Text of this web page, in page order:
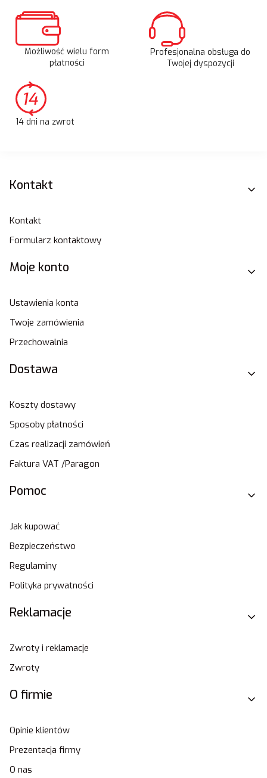
Możliwość wielu form
płatności
Profesjonalna obsługa do
Twojej dyspozycji
14 dni na zwrot
Linki w stopce
Kontakt
Kontakt
Formularz kontaktowy
Moje konto
Ustawienia konta
Twoje zamówienia
Przechowalnia
Dostawa
Koszty dostawy
Sposoby płatności
Czas realizacji zamówień
Faktura VAT /Paragon
Pomoc
Jak kupować
Bezpieczeństwo
Regulaminy
Polityka prywatności
Reklamacje
Zwroty i reklamacje
Zwroty
O firmie
Opinie klientów
Prezentacja firmy
O nas